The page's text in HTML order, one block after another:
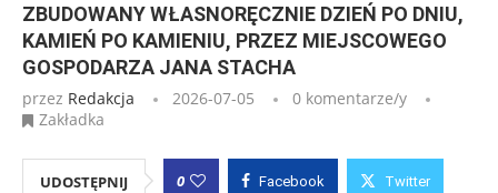
ZBUDOWANY WŁASNORĘCZNIE DZIEŃ PO DNIU,
KAMIEŃ PO KAMIENIU, PRZEZ MIEJSCOWEGO
GOSPODARZA JANA STACHA
przez Redakcja 2026-07-05
0 komentarze/y
Zakładka
UDOSTĘPNIJ 0 Facebook Twitter